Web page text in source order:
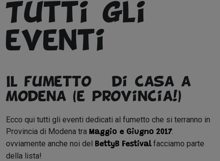
Tutti gli
eventi
Il fumetto è di casa a
Modena (e provincia!)
Ecco qui tutti gli eventi dedicati al fumetto che si terranno in
Provincia di Modena tra Maggio e Giugno 2017:
ovviamente anche noi del BettyB Festivalfacciamo parte
della lista!